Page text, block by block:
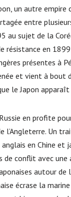
un autre
entre
au sujet de la
résistance en
présentes à
et vient à bout
le Japon
en profite
l’Angleterre. Un
en Chine et
conflit avec une
autour
écrase la